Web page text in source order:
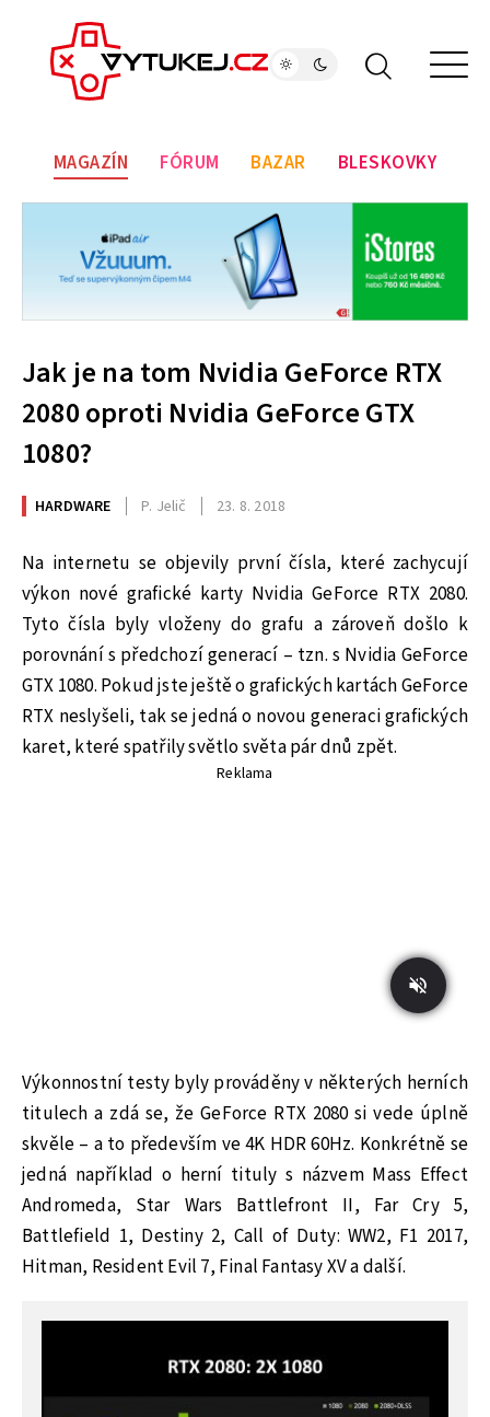
MAGAZÍN FÓRUM BAZAR BLESKOVKY
Jak je na tom Nvidia GeForce RTX
2080 oproti Nvidia GeForce GTX
1080?
HARDWARE P. Jelič 23. 8. 2018
Na internetu se objevily první čísla, které zachycují
výkon nové grafické karty Nvidia GeForce RTX 2080.
Tyto čísla byly vloženy do grafu a zároveň došlo k
porovnání s předchozí generací – tzn. s Nvidia GeForce
GTX 1080. Pokud jste ještě o grafických kartách GeForce
RTX neslyšeli, tak se jedná o novou generaci grafických
karet, které spatřily světlo světa pár dnů zpět.
Reklama
Výkonnostní testy byly prováděny v některých herních
titulech a zdá se, že GeForce RTX 2080 si vede úplně
skvěle – a to především ve 4K HDR 60Hz. Konkrétně se
jedná například o herní tituly s názvem Mass Effect
Andromeda, Star Wars Battlefront II, Far Cry 5,
Battlefield 1, Destiny 2, Call of Duty: WW2, F1 2017,
Hitman, Resident Evil 7, Final Fantasy XV a další.